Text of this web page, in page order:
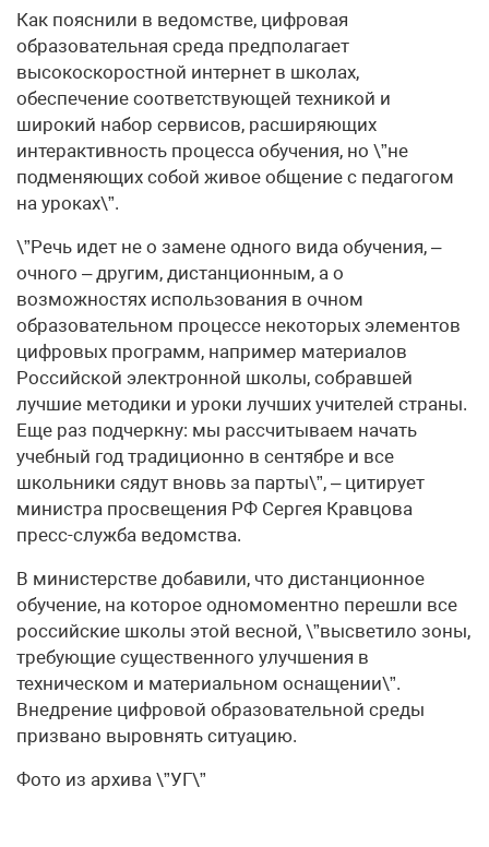
Как пояснили в ведомстве, цифровая
образовательная среда предполагает
высокоскоростной интернет в школах,
обеспечение соответствующей техникой и
широкий набор сервисов, расширяющих
интерактивность процесса обучения, но \”не
подменяющих собой живое общение с педагогом
на уроках\”.
\”Речь идет не о замене одного вида обучения, –
очного – другим, дистанционным, а о
возможностях использования в очном
образовательном процессе некоторых элементов
цифровых программ, например материалов
Российской электронной школы, собравшей
лучшие методики и уроки лучших учителей страны.
Еще раз подчеркну: мы рассчитываем начать
учебный год традиционно в сентябре и все
школьники сядут вновь за парты\”, – цитирует
министра просвещения РФ Сергея Кравцова
пресс-служба ведомства.
В министерстве добавили, что дистанционное
обучение, на которое одномоментно перешли все
российские школы этой весной, \”высветило зоны,
требующие существенного улучшения в
техническом и материальном оснащении\”.
Внедрение цифровой образовательной среды
призвано выровнять ситуацию.
Фото из архива \”УГ\”